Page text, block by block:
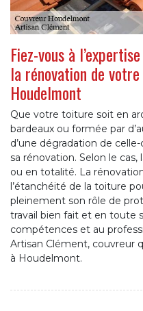
Fiez-vous à
la rénovation de
Houdelmont
Que votre toiture soit en
bardeaux ou formée par
d’une dégradation de
sa rénovation. Selon le
ou en totalité. La
l’étanchéité de la toiture
pleinement son rôle de
travail bien fait et en toute
compétences et au
Artisan Clément, couvreur
à Houdelmont.